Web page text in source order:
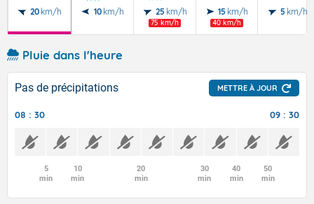
20 km/h 10 km/h 25 km/h
75 km/h
15 km/h
40 km/h
5 km/h
Pluie dans l'heure
Pas de précipitations METTRE À JOUR
08 : 30 09 : 30
5
min
10
min
20
min
30
min
40
min
50
min